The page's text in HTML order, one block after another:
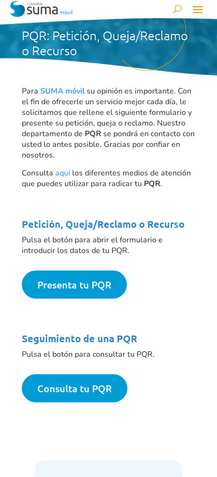
PQR: Petición, Queja/Reclamo
o Recurso
Para SUMA móvilsu opinión es importante. Con
el fin de ofrecerle un servicio mejor cada día, le
solicitamos que rellene el siguiente formulario y
presente su petición, queja o reclamo. Nuestro
departamento de PQR se pondrá en contacto con
usted lo antes posible. Gracias por confiar en
nosotros.
Consulta aquílos diferentes medios de atención
que puedes utilizar para radicar tu PQR.
Petición, Queja/Reclamo o Recurso
Pulsa el botón para abrir el formulario e
introducir los datos de tu PQR.
Presenta tu PQR
Seguimiento de una PQR
Pulsa el botón para consultar tu PQR.
Consulta tu PQR